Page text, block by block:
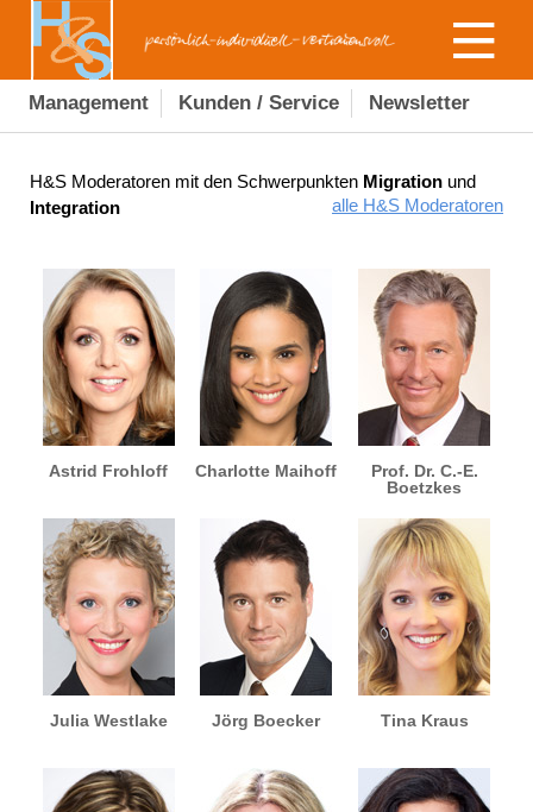
Management Kunden / Service Newsletter
H&S Moderatoren mit den Schwerpunkten Migration und
Integration
alle H&S Moderatoren
Astrid Frohloff Charlotte Maihoff
Prof. Dr. C.-E.
Boetzkes
Julia Westlake Jörg Boecker Tina Kraus